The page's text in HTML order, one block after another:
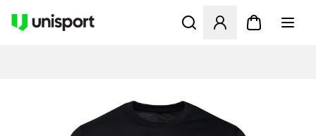
Åbner en Modal til at